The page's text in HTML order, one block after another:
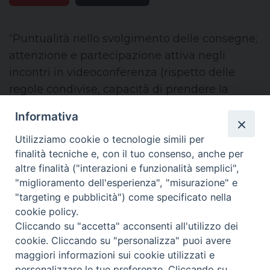
“Puntualità nello svolgimento delle consegne;
attenzione e partecipazione attiva negli
incontri in videoconferenza (rispetto delle
regole condivise, capacità di prendere la
alunni ...
— Settimanale: GIORNOTTO
Condividi su facebook
Condividi su twitter
Link alla storia
Informativa
Utilizziamo cookie o tecnologie simili per
finalità tecniche e, con il tuo consenso, anche per
altre finalità ("interazioni e funzionalità semplici",
"miglioramento dell'esperienza", "misurazione" e
"targeting e pubblicità") come specificato nella
cookie policy.
Cliccando su "accetta" acconsenti all'utilizzo dei
cookie. Cliccando su "personalizza" puoi avere
maggiori informazioni sui cookie utilizzati e